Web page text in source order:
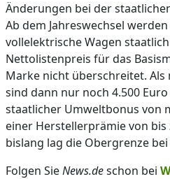
Änderungen bei der
Ab dem Jahreswechsel
vollelektrische Wagen
Nettolistenpreis für das
Marke nicht überschreitet.
sind dann nur noch 4.500
staatlicher Umweltbonus von
einer Herstellerprämie von bis
bislang lag die Obergrenze bei
Folgen SieNews.deschon bei